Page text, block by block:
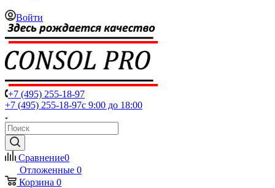
Войти
+7 (495) 255-18-97
+7 (495) 255-18-97с 9:00 до 18:00
Сравнение0
Отложенные 0
Корзина 0